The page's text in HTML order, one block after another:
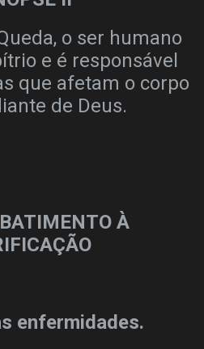
o ser humano
e é responsável
que afetam o corpo
de Deus.
À
enfermidades.